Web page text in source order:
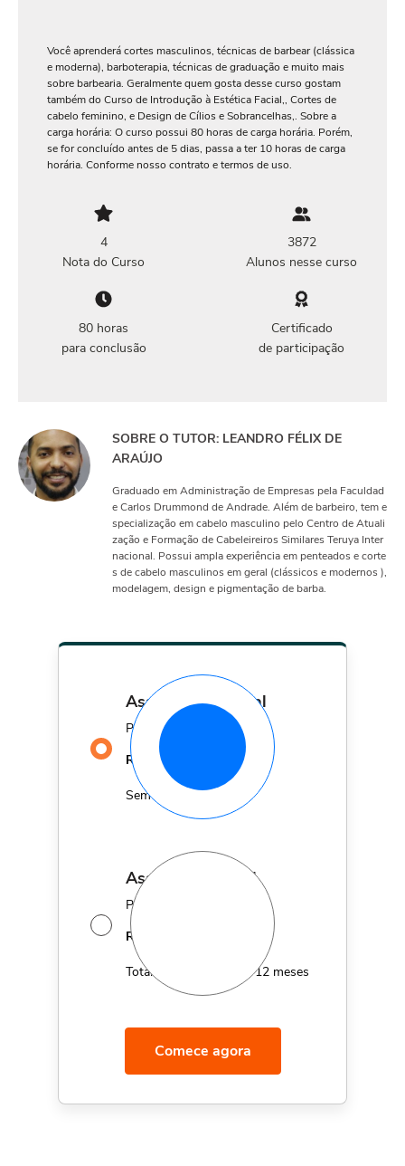
Você aprenderá cortes masculinos, técnicas de barbear (clássica
e moderna), barboterapia, técnicas de graduação e muito mais
sobre barbearia. Geralmente quem gosta desse curso gostam
também do Curso de Introdução à Estética Facial,, Cortes de
cabelo feminino, e Design de Cílios e Sobrancelhas,. Sobre a
carga horária: O curso possui 80 horas de carga horária. Porém,
se for concluído antes de 5 dias, passa a ter 10 horas de carga
horária. Conforme nosso contrato e termos de uso.
4
Nota do Curso
3872
Alunos nesse curso
80 horas
para conclusão
Certificado
de participação
SOBRE O TUTOR: LEANDRO FÉLIX DE
ARAÚJO
Graduado em Administração de Empresas pela Faculdad
e Carlos Drummond de Andrade. Além de barbeiro, tem e
specialização em cabelo masculino pelo Centro de Atuali
zação e Formação de Cabeleireiros Similares Teruya Inter
nacional. Possui ampla experiência em penteados e corte
s de cabelo masculinos em geral (clássicos e modernos ),
modelagem, design e pigmentação de barba.
assinatura mensal
Por apenas
R$
29,90 MÊS
Sem fidelidade
assinatura anual
Por apenas 12x de
R$
MÊS
Total de R$179,40 por 12 meses
Comece agora